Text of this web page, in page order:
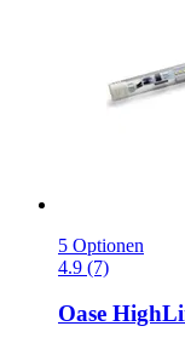
5 Optionen
4.9 (7)
Oase